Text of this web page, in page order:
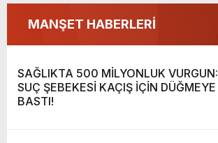
MANŞET HABERLERİ
SAĞLIKTA 500 MİLYONLUK VURGUN:
SUÇ ŞEBEKESİ KAÇIŞ İÇİN DÜĞMEYE
BASTI!